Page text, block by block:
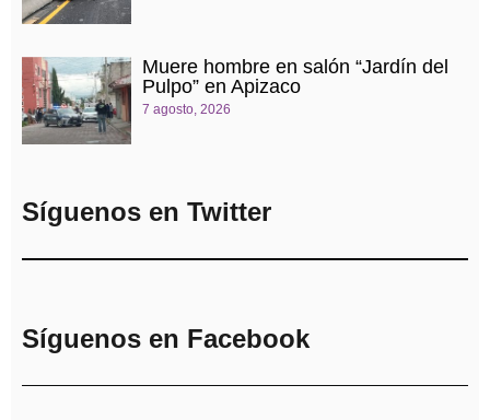
Muere hombre en salón “Jardín del
Pulpo” en Apizaco
7 agosto, 2026
Síguenos en Twitter
Síguenos en Facebook